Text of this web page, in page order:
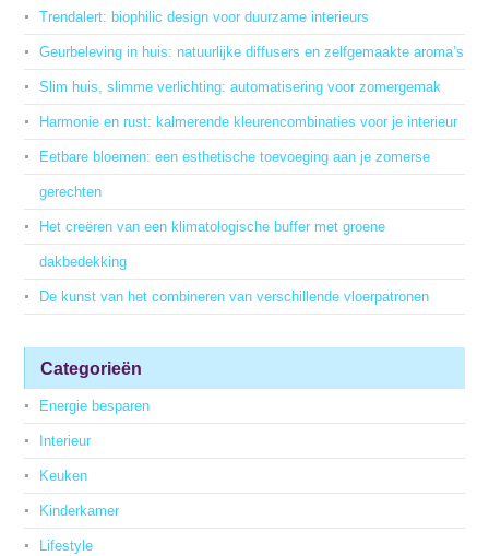
Trendalert: biophilic design voor duurzame interieurs
Geurbeleving in huis: natuurlijke diffusers en zelfgemaakte aroma’s
Slim huis, slimme verlichting: automatisering voor zomergemak
Harmonie en rust: kalmerende kleurencombinaties voor je interieur
Eetbare bloemen: een esthetische toevoeging aan je zomerse
gerechten
Het creëren van een klimatologische buffer met groene
dakbedekking
De kunst van het combineren van verschillende vloerpatronen
Categorieën
Energie besparen
Interieur
Keuken
Kinderkamer
Lifestyle